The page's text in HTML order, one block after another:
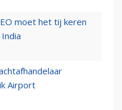
moet het tij keren
Airport